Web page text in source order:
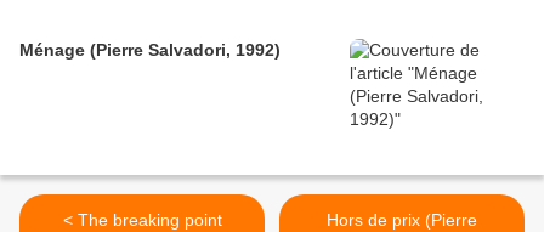
Ménage (Pierre Salvadori, 1992)
< The breaking point
Hors de prix (Pierre